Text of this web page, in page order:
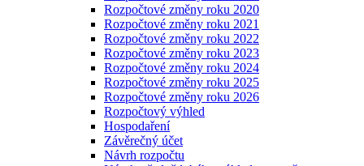
Rozpočtové změny roku 2020
Rozpočtové změny roku 2021
Rozpočtové změny roku 2022
Rozpočtové změny roku 2023
Rozpočtové změny roku 2024
Rozpočtové změny roku 2025
Rozpočtové změny roku 2026
Rozpočtový výhled
Hospodaření
Závěrečný účet
Návrh rozpočtu